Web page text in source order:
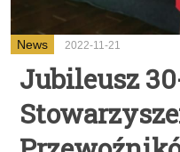
News 2022-11-21
Jubileusz